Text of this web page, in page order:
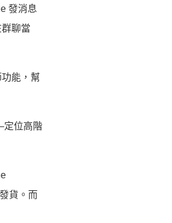
發消息
聊當
能，幫
定位高階
貨。而